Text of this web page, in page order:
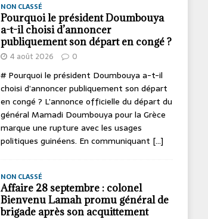
NON CLASSÉ
Pourquoi le président Doumbouya
a-t-il choisi d’annoncer
publiquement son départ en congé ?
4 août 2026 0
# Pourquoi le président Doumbouya a-t-il
choisi d’annoncer publiquement son départ
en congé ? L’annonce officielle du départ du
général Mamadi Doumbouya pour la Grèce
marque une rupture avec les usages
politiques guinéens. En communiquant [...]
NON CLASSÉ
Affaire 28 septembre : colonel
Bienvenu Lamah promu général de
brigade après son acquittement